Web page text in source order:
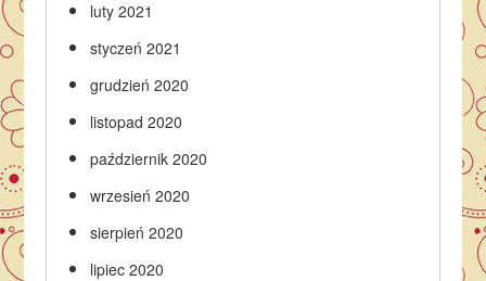
luty 2021
styczeń 2021
grudzień 2020
listopad 2020
październik 2020
wrzesień 2020
sierpień 2020
lipiec 2020